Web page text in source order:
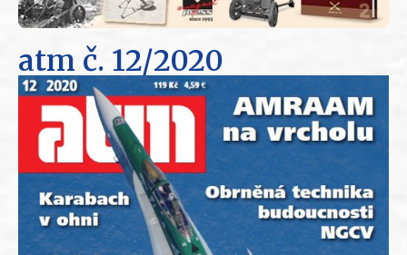
atm č. 12/2020